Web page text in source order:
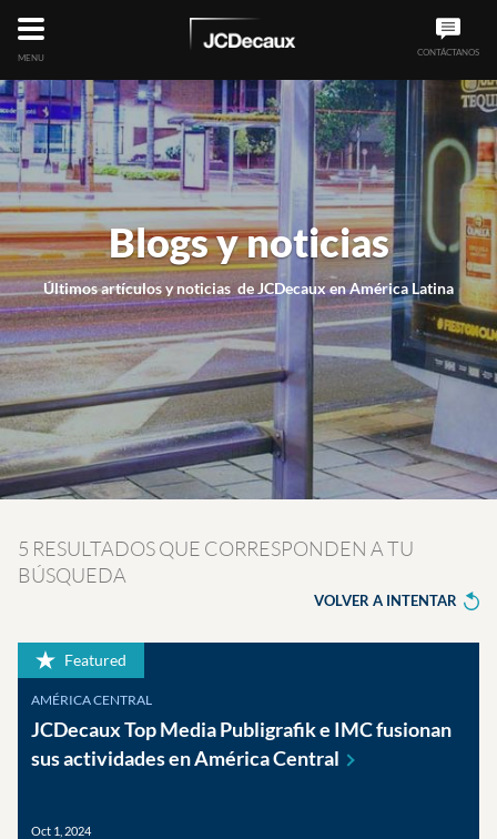
MENU CONTÁCTANOS
Blogs y noticias
Últimos artículos y noticias de JCDecaux en América Latina
5 RESULTADOS QUE CORRESPONDEN A TU
BÚSQUEDA
VOLVER A INTENTAR
Featured
AMÉRICA CENTRAL
JCDecaux Top Media Publigrafik e IMC fusionan
sus actividades en AméricaCentral
Oct 1, 2024